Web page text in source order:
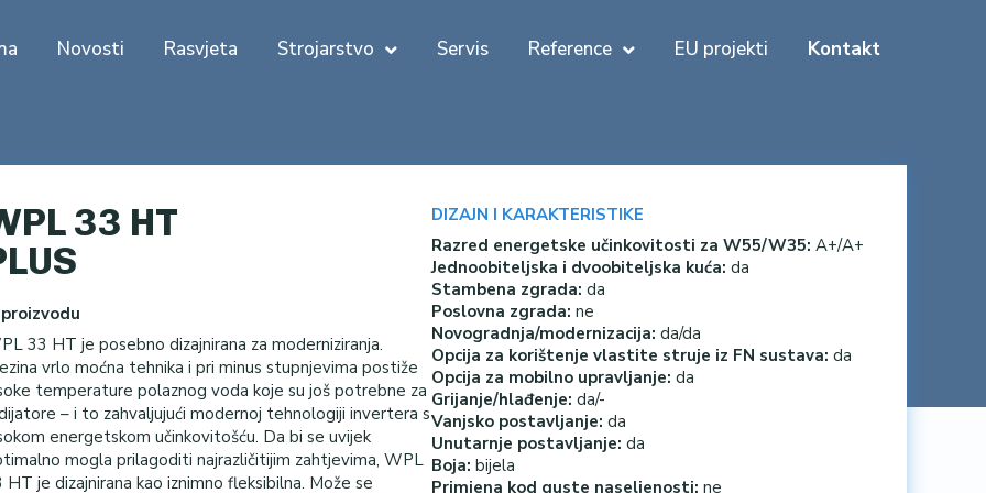
Novosti Rasvjeta Strojarstvo Servis Reference EU projekti Kontakt
33 HT
33 HT je posebno dizajnirana za moderniziranja.
vrlo moćna tehnika i pri minus stupnjevima postiže
temperature polaznog voda koje su još potrebne za
– i to zahvaljujući modernoj tehnologiji invertera s
energetskom učinkovitošću. Da bi se uvijek
mogla prilagoditi najrazličitijim zahtjevima, WPL
HT je dizajnirana kao iznimno fleksibilna. Može se
DIZAJN I KARAKTERISTIKE
Razred energetske učinkovitosti za W55/W35: A+/A+
Jednoobiteljska i dvoobiteljska kuća: da
Stambena zgrada: da
Poslovna zgrada: ne
Novogradnja/modernizacija: da/da
Opcija za korištenje vlastite struje iz FN sustava: da
Opcija za mobilno upravljanje: da
Grijanje/hlađenje: da/-
Vanjsko postavljanje: da
Unutarnje postavljanje: da
Boja: bijela
Primjena kod guste naseljenosti: ne